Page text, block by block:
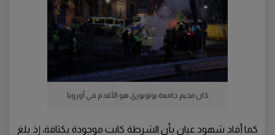
كان مخيم جامعة يوتوبوري هو الأقدم في أوروبا
كما أفاد شهود عيان بأن الشرطة كانت موجودة بكثافة، إذ بلغ